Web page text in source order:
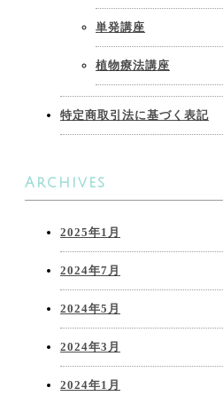
単発講座
植物療法講座
特定商取引法に基づく表記
Archives
2025年1月
2024年7月
2024年5月
2024年3月
2024年1月